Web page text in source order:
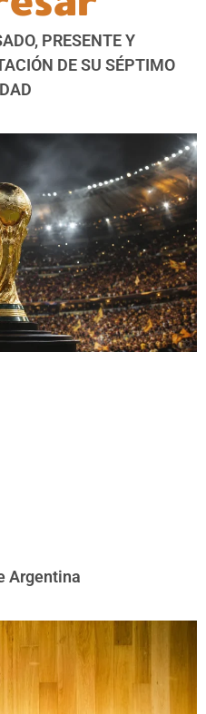
PRESENTE Y
DE SU SÉPTIMO
Argentina